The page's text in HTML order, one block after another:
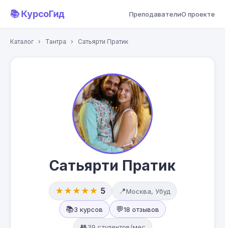
📚 КурсоГид ПреподавателиО проекте
Каталог › Тантра › Сатьярти Пратик
Сатьярти Пратик
★★★★★ 5 📍Москва, Убуд
📚3 курсов 💬18 отзывов